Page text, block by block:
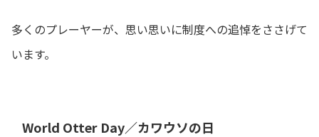
多くのプレーヤーが、思い思いに制度への追悼をささげて
います。
World Otter Day／カワウソの日